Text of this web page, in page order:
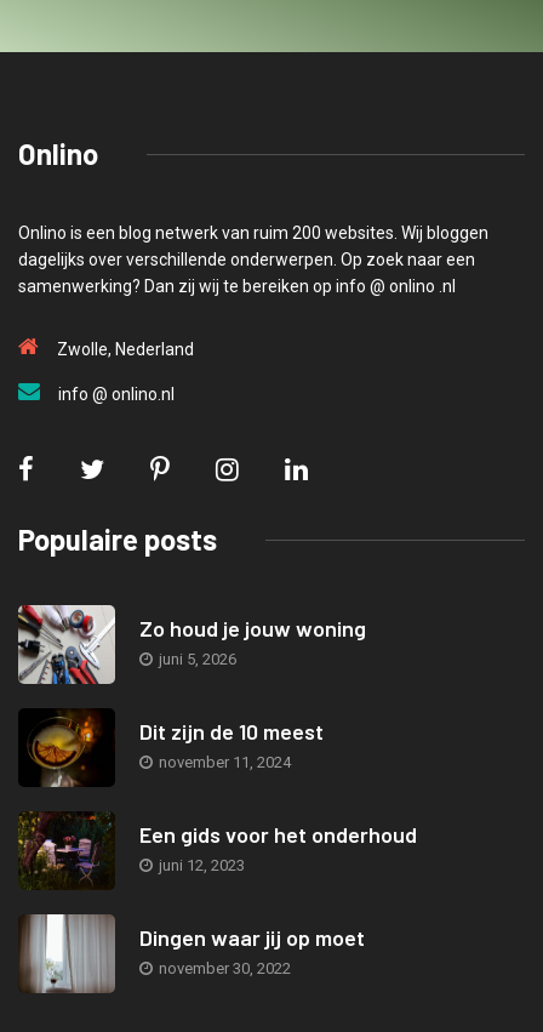
Onlino
Onlino is een blog netwerk van ruim 200 websites. Wij bloggen
dagelijks over verschillende onderwerpen. Op zoek naar een
samenwerking? Dan zij wij te bereiken op info @ onlino .nl
Zwolle, Nederland
info @ onlino.nl
Populaire posts
Zo houd je jouw woning
juni 5, 2026
Dit zijn de 10 meest
november 11, 2024
Een gids voor het onderhoud
juni 12, 2023
Dingen waar jij op moet
november 30, 2022